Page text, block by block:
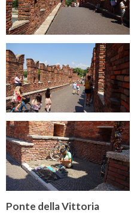
Ponte della Vittoria